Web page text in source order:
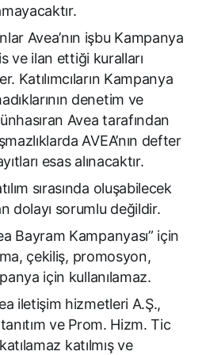
Avea’nın işbu Kampanya
ve ilan ettiği kuralları
Katılımcıların Kampanya
denetim ve
Avea tarafından
AVEA’nın defter
esas alınacaktır.
sırasında oluşabilecek
dolayı sorumlu değildir.
Bayram Kampanyası” için
çekiliş, promosyon,
için kullanılamaz.
iletişim hizmetleri A.Ş.,
ve Prom. Hizm. Tic
katılmış ve